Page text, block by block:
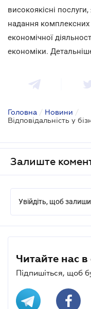
високоякісні
надання комплексних
економічної
економіки.
Головна / Новини /
Залиште
Увійдіть, щоб
Читайте нас
Підпишіться, щоб